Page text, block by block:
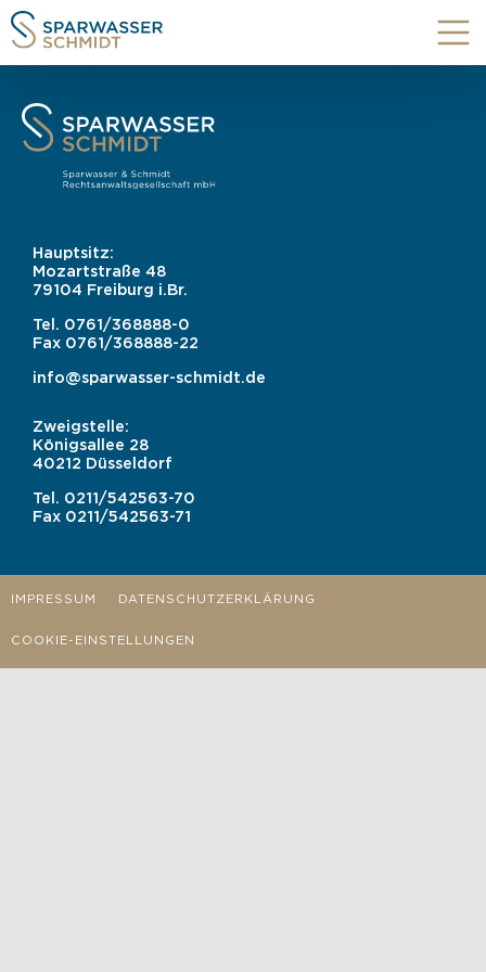
Hauptsitz:
Mozartstraße 48
79104 Freiburg i.Br.
Tel. 0761/368888-0
Fax 0761/368888-22
info@sparwasser-schmidt.de
Zweigstelle:
Königsallee 28
40212 Düsseldorf
Tel. 0211/542563-70
Fax 0211/542563-71
IMPRESSUM DATENSCHUTZERKLÄRUNG
COOKIE-EINSTELLUNGEN